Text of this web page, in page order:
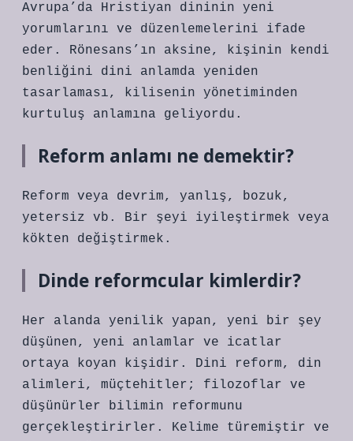
Avrupa’da Hristiyan dininin yeni
yorumlarını ve düzenlemelerini ifade
eder. Rönesans’ın aksine, kişinin kendi
benliğini dini anlamda yeniden
tasarlaması, kilisenin yönetiminden
kurtuluş anlamına geliyordu.
Reform anlamı ne demektir?
Reform veya devrim, yanlış, bozuk,
yetersiz vb. Bir şeyi iyileştirmek veya
kökten değiştirmek.
Dinde reformcular kimlerdir?
Her alanda yenilik yapan, yeni bir şey
düşünen, yeni anlamlar ve icatlar
ortaya koyan kişidir. Dini reform, din
alimleri, müçtehitler; filozoflar ve
düşünürler bilimin reformunu
gerçekleştirirler. Kelime türemiştir ve